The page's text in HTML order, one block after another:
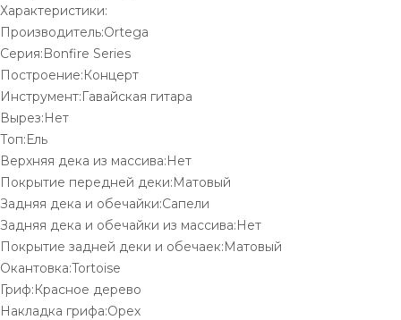
Характеристики:
Производитель:Ortega
Серия:Bonfire Series
Построение:Концерт
Инструмент:Гавайская гитара
Вырез:Нет
Топ:Ель
Верхняя дека из массива:Нет
Покрытие передней деки:Матовый
Задняя дека и обечайки:Сапели
Задняя дека и обечайки из массива:Нет
Покрытие задней деки и обечаек:Матовый
Окантовка:Tortoise
Гриф:Красное дерево
Накладка грифа:Орех